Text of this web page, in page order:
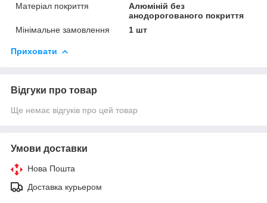
Матеріал покриття
Алюміній без
анодорогованого покриття
Мінімальне замовлення
1 шт
Приховати
Відгуки про товар
Ще немає відгуків про цей товар
Умови доставки
Нова Пошта
Доставка курьером